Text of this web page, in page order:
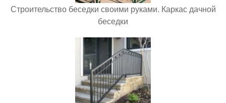
Строительство беседки своими руками. Каркас дачной
беседки